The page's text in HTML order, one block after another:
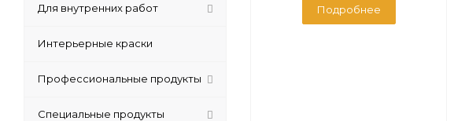
Подробнее
Для внутренних работ
Интерьерные краски
Профессиональные продукты
Специальные продукты